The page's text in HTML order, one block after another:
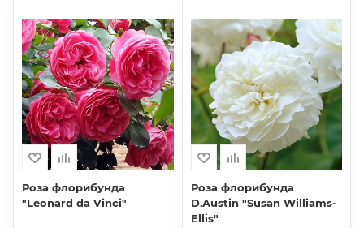
Роза флорибунда
"Leonard da Vinci"
Роза флорибунда
D.Austin "Susan Williams-
Ellis"